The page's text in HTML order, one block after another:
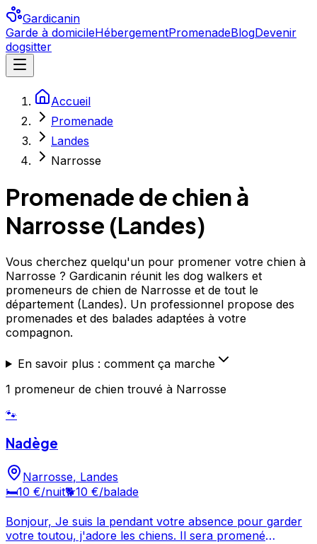
Gardicanin
Garde à domicileHébergementPromenadeBlogDevenir
dogsitter
Accueil
Promenade
Landes
Narrosse
Promenade de chien à
Narrosse (Landes)
Vous cherchez quelqu'un pour promener votre chien à
Narrosse ? Gardicanin réunit les dog walkers et
promeneurs de chien de Narrosse et de tout le
département (Landes). Un professionnel propose des
promenades et des balades adaptées à votre
compagnon.
En savoir plus : comment ça marche
1 promeneur de chien trouvé à Narrosse
🐾
Nadège
Narrosse, Landes
🛏️10 €/nuit🐕10 €/balade
Bonjour, Je suis la pendant votre absence pour garder
votre toutou, j'adore les chiens. Il sera promené